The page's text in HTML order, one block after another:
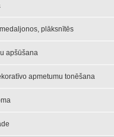
plāksnītēs
apšūšana
apmetumu tonēšana